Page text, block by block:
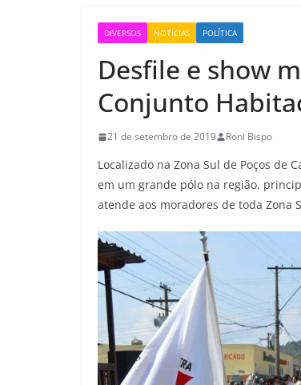
DIVERSOS NOTÍCIAS POLÍTICA
Desfile e show
Conjunto
21 de setembro de 2019 Roni Bispo
Localizado na Zona Sul de Poços de
em um grande pólo na região,
atende aos moradores de toda Zona